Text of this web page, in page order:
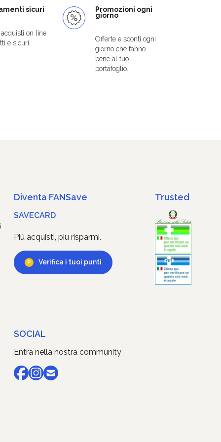
sicuri
acquisti on line
e sicuri.
Promozioni ogni
giorno
Offerte e sconti ogni
giorno che fanno
bene al tuo
portafoglio.
Diventa FANSave
SAVECARD
Più acquisti, più risparmi.
Verifica i tuoi punti
SOCIAL
Entra nella nostra community
Trusted